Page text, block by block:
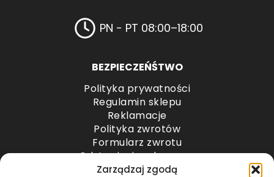
Zarządzaj zgodą
PN - PT 08:00–18:00
BEZPIECZEŃŚTWO
Polityka prywatności
Regulamin sklepu
Reklamacje
Polityka zwrotów
Formularz zwrotu
Odstąpienie od umowy
Odstąpienie od umowy – przesyłki paletowe